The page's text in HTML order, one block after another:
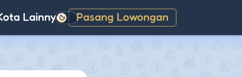
Lainnya Pasang Lowongan
Gelap